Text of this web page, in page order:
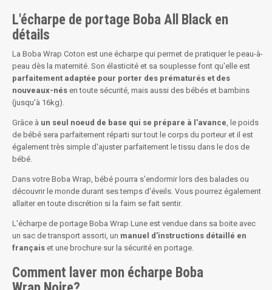
L'écharpe de portage Boba All Black en
détails
La Boba Wrap Coton est une écharpe qui permet de pratiquer le peau-à-
peau dès la maternité. Son élasticité et sa souplesse font qu'elle est
parfaitement adaptée pour porter des prématurés et des
nouveaux-nés en toute sécurité, mais aussi des bébés et bambins
(jusqu'à 16kg).
Grâce à un seul noeud de base qui se prépare à l'avance, le poids
de bébé sera parfaitement réparti sur tout le corps du porteur et il est
également très simple d'ajuster parfaitement le tissu dans le dos de
bébé.
Dans votre Boba Wrap, bébé pourra s'endormir lors des balades ou
découvrir le monde durant ses temps d'éveils. Vous pourrez également
allaiter en toute discrétion si la faim se fait sentir.
L'écharpe de portage Boba Wrap Lune est vendue dans sa boite avec
un sac de transport assorti, un manuel d'instructions détaillé en
français et une brochure sur la sécurité en portage.
Comment laver mon écharpe Boba